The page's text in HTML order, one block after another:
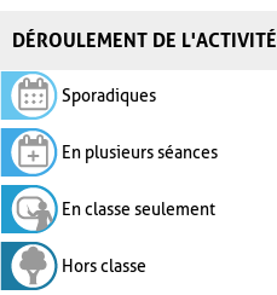
DÉROULEMENT DE L'ACTIVITÉ
Sporadiques
En plusieurs séances
En classe seulement
Hors classe